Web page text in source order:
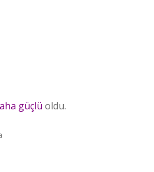
güçlü oldu.